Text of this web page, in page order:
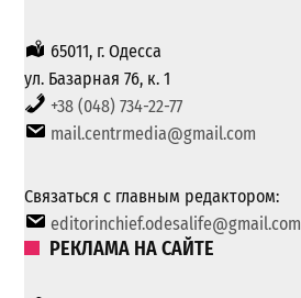
65011, г. Одесса
ул. Базарная 76, к. 1
+38 (048) 734-22-77
mail.centrmedia@gmail.com
Связаться с главным редактором:
editorinchief.odesalife@gmail.com
РЕКЛАМА НА САЙТЕ